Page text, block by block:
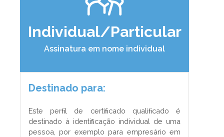
Individual/Particular
Assinatura em nome individual
Destinado para:
Este perﬁl de certiﬁcado qualiﬁcado é
destinado à identiﬁcação individual de uma
pessoa, por exemplo para empresário em